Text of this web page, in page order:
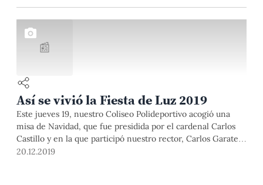
📰
Así se vivió la Fiesta de Luz 2019
Este jueves 19, nuestro Coliseo Polideportivo acogió una
misa de Navidad, que fue presidida por el cardenal Carlos
Castillo y en la que participó nuestro rector, Carlos Garatea.
Luego, nuestra comunidad participó en la Fiesta de Luz, con
20.12.2019